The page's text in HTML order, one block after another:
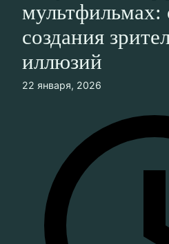
мультфильмах:
создания
иллюзий
22 января, 2026